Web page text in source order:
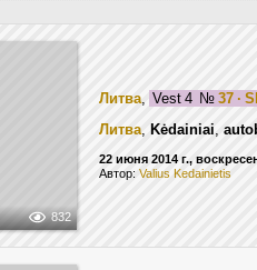
832
Литва, Vest 4 № 37 ·
Литва, Kėdainiai,
22 июня 2014 г.,
Автор: Valius Kedainietis